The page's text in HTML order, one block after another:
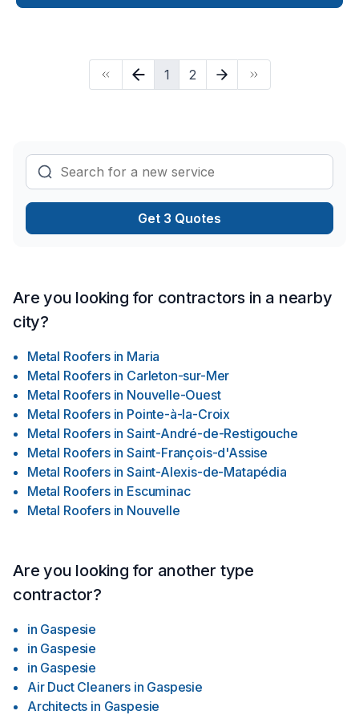
plancher, Toit plat, Toiture, Toiture en acier dans les secteurs
transparence, l'écoute et l'efficacité pour bâtir des relations
de confiance avec nos clients. Parlons de votre projet
aujourd'hui et voyons comment nous pouvons vous aider.
1 2
Get 3 Quotes
Are you looking for contractors in a nearby
city?
Metal Roofers in Maria
Metal Roofers in Carleton-sur-Mer
Metal Roofers in Nouvelle-Ouest
Metal Roofers in Pointe-à-la-Croix
Metal Roofers in Saint-André-de-Restigouche
Metal Roofers in Saint-François-d'Assise
Metal Roofers in Saint-Alexis-de-Matapédia
Metal Roofers in Escuminac
Metal Roofers in Nouvelle
Are you looking for another type
contractor?
in Gaspesie
in Gaspesie
in Gaspesie
Air Duct Cleaners in Gaspesie
Architects in Gaspesie